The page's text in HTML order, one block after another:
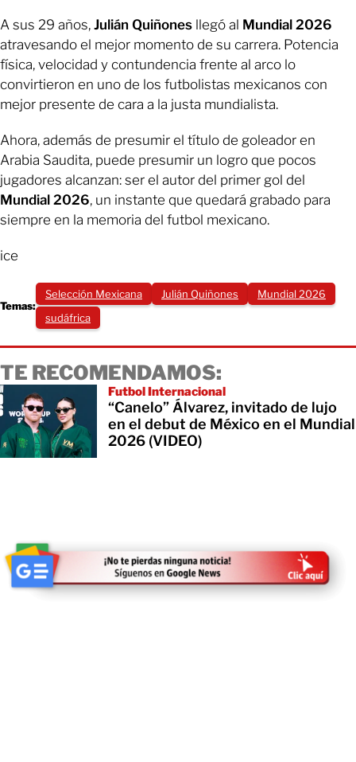
A sus 29 años, Julián Quiñones llegó al Mundial 2026
atravesando el mejor momento de su carrera. Potencia
física, velocidad y contundencia frente al arco lo
convirtieron en uno de los futbolistas mexicanos con
mejor presente de cara a la justa mundialista.
Ahora, además de presumir el título de goleador en
Arabia Saudita, puede presumir un logro que pocos
jugadores alcanzan: ser el autor del primer gol del
Mundial 2026, un instante que quedará grabado para
siempre en la memoria del futbol mexicano.
ice
Temas:
Selección Mexicana Julián Quiñones
Mundial 2026
sudáfrica
TE RECOMENDAMOS:
Futbol Internacional
“Canelo” Álvarez, invitado de lujo
en el debut de México en el Mundial
2026 (VIDEO)